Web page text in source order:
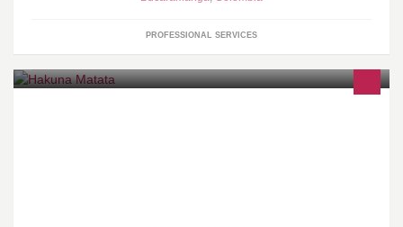
PROFESSIONAL SERVICES